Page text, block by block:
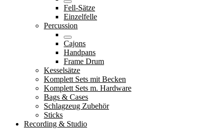
Fell-Sätze
Einzelfelle
Percussion
Cajons
Handpans
Frame Drum
Kesselsätze
Komplett Sets mit Becken
Komplett Sets m. Hardware
Bags & Cases
Schlagzeug Zubehör
Sticks
Recording & Studio